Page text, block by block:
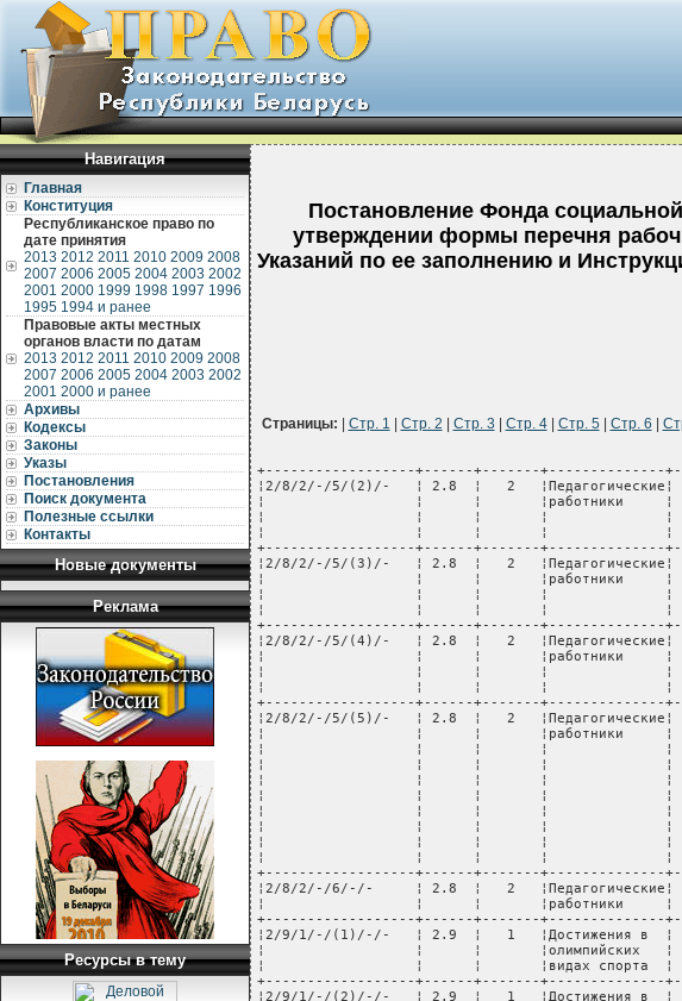
Навигация
Главная
Конституция
Республиканское право по
дате принятия
2013 2012 2011 2010 2009 2008
2007 2006 2005 2004 2003 2002
2001 2000 1999 1998 1997 1996
1995 1994 и ранее
Правовые акты местных
органов власти по датам
2013 2012 2011 2010 2009 2008
2007 2006 2005 2004 2003 2002
2001 2000 и ранее
Архивы
Кодексы
Законы
Указы
Постановления
Поиск документа
Полезные ссылки
Контакты
Новые документы
Реклама
Ресурсы в тему
Постановление Фонда
утверждении формы перечня
Указаний по ее заполнению и
Страницы: Стр. 1 Стр. 2 Стр. 3 Стр. 4| Стр. 5| Стр. 6
+------------------+------+-------+--------------+-------+---------------------+------+----------------------+------+---------------------+-----+-----------------------+--------------+----------+
¦2/8/2/-/5/(2)/-   ¦ 2.8  ¦   2   ¦Педагогические¦   -   ¦          -          ¦  5   ¦Учреждения            ¦ (2)  ¦Профессиональный     ¦  -  ¦           -           ¦  01.01.2009  ¦          ¦
¦                  ¦      ¦       ¦работники     ¦       ¦                     ¦      ¦профессионально-      ¦      ¦лицей                ¦     ¦                       ¦              ¦          ¦
¦                  ¦      ¦       ¦              ¦       ¦                     ¦      ¦технического          ¦      ¦                     ¦     ¦                       ¦              ¦          ¦
¦                  ¦      ¦       ¦              ¦       ¦                     ¦      ¦образования           ¦      ¦                     ¦     ¦                       ¦              ¦          ¦
+------------------+------+-------+--------------+-------+---------------------+------+----------------------+------+---------------------+-----+-----------------------+--------------+----------+
¦2/8/2/-/5/(3)/-   ¦ 2.8  ¦   2   ¦Педагогические¦   -   ¦          -          ¦  5   ¦Учреждения            ¦ (3)  ¦Профессионально-     ¦  -  ¦           -           ¦  01.01.2009  ¦          ¦
¦                  ¦      ¦       ¦работники     ¦       ¦                     ¦      ¦профессионально-      ¦      ¦технический колледж  ¦     ¦                       ¦              ¦          ¦
¦                  ¦      ¦       ¦              ¦       ¦                     ¦      ¦технического          ¦      ¦                     ¦     ¦                       ¦              ¦          ¦
¦                  ¦      ¦       ¦              ¦       ¦                     ¦      ¦образования           ¦      ¦                     ¦     ¦                       ¦              ¦          ¦
+------------------+------+-------+--------------+-------+---------------------+------+----------------------+------+---------------------+-----+-----------------------+--------------+----------+
¦2/8/2/-/5/(4)/-   ¦ 2.8  ¦   2   ¦Педагогические¦   -   ¦          -          ¦  5   ¦Учреждения            ¦ (4)  ¦Специальное          ¦  -  ¦           -           ¦  01.01.2009  ¦          ¦
¦                  ¦      ¦       ¦работники     ¦       ¦                     ¦      ¦профессионально-      ¦